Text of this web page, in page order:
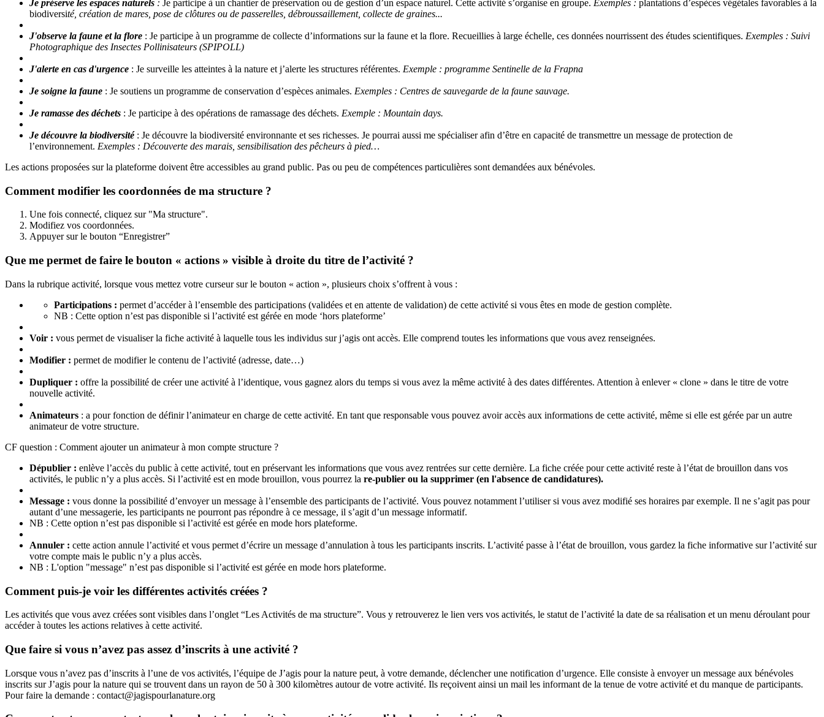
Je préserve les espaces naturels : Je participe à un chantier de préservation ou de gestion d’un espace naturel. Cette activité s’organise en groupe. Exemples : plantations d’espèces végétales favorables à la
biodiversité, création de mares, pose de clôtures ou de passerelles, débroussaillement, collecte de graines...
J'observe la faune et la flore : Je participe à un programme de collecte d’informations sur la faune et la flore. Recueillies à large échelle, ces données nourrissent des études scientifiques. Exemples : Suivi
Photographique des Insectes Pollinisateurs (SPIPOLL)
J'alerte en cas d'urgence : Je surveille les atteintes à la nature et j’alerte les structures référentes. Exemple : programme Sentinelle de la Frapna
Je soigne la faune : Je soutiens un programme de conservation d’espèces animales. Exemples : Centres de sauvegarde de la faune sauvage.
Je ramasse des déchets : Je participe à des opérations de ramassage des déchets. Exemple : Mountain days.
Je découvre la biodiversité: Je découvre la biodiversité environnante et ses richesses. Je pourrai aussi me spécialiser afin d’être en capacité de transmettre un message de protection de
l’environnement. Exemples : Découverte des marais, sensibilisation des pêcheurs à pied…
Les actions proposées sur la plateforme doivent être accessibles au grand public. Pas ou peu de compétences particulières sont demandées aux bénévoles.
Comment modifier les coordonnées de ma structure ?
Une fois connecté, cliquez sur "Ma structure".
Modifiez vos coordonnées.
Appuyer sur le bouton “Enregistrer”
Que me permet de faire le bouton « actions » visible à droite du titre de l’activité ?
Dans la rubrique activité, lorsque vous mettez votre curseur sur le bouton « action », plusieurs choix s’offrent à vous :
Participations : permet d’accéder à l’ensemble des participations (validées et en attente de validation) de cette activité si vous êtes en mode de gestion complète.
NB : Cette option n’est pas disponible si l’activité est gérée en mode ‘hors plateforme’
Voir : vous permet de visualiser la fiche activité à laquelle tous les individus sur j’agis ont accès. Elle comprend toutes les informations que vous avez renseignées.
Modifier : permet de modifier le contenu de l’activité (adresse, date…)
Dupliquer : offre la possibilité de créer une activité à l’identique, vous gagnez alors du temps si vous avez la même activité à des dates différentes. Attention à enlever « clone » dans le titre de votre
nouvelle activité.
Animateurs : a pour fonction de définir l’animateur en charge de cette activité. En tant que responsable vous pouvez avoir accès aux informations de cette activité, même si elle est gérée par un autre
animateur de votre structure.
CF question : Comment ajouter un animateur à mon compte structure ?
Dépublier : enlève l’accès du public à cette activité, tout en préservant les informations que vous avez rentrées sur cette dernière. La fiche créée pour cette activité reste à l’état de brouillon dans vos
activités, le public n’y a plus accès. Si l’activité est en mode brouillon, vous pourrez la re-publier ou la supprimer (en l'absence de candidatures).
Message : vous donne la possibilité d’envoyer un message à l’ensemble des participants de l’activité. Vous pouvez notamment l’utiliser si vous avez modifié ses horaires par exemple. Il ne s’agit pas pour
autant d’une messagerie, les participants ne pourront pas répondre à ce message, il s’agit d’un message informatif.
NB : Cette option n’est pas disponible si l’activité est gérée en mode hors plateforme.
Annuler : cette action annule l’activité et vous permet d’écrire un message d’annulation à tous les participants inscrits. L’activité passe à l’état de brouillon, vous gardez la fiche informative sur l’activité sur
votre compte mais le public n’y a plus accès.
NB : L'option "message" n’est pas disponible si l’activité est gérée en mode hors plateforme.
Comment puis-je voir les différentes activités créées ?
Les activités que vous avez créées sont visibles dans l’onglet “Les Activités de ma structure”. Vous y retrouverez le lien vers vos activités, le statut de l’activité la date de sa réalisation et un menu déroulant pour
accéder à toutes les actions relatives à cette activité.
Que faire si vous n’avez pas assez d’inscrits à une activité ?
Lorsque vous n’avez pas d’inscrits à l’une de vos activités, l’équipe de J’agis pour la nature peut, à votre demande, déclencher une notification d’urgence. Elle consiste à envoyer un message aux bénévoles
inscrits sur J’agis pour la nature qui se trouvent dans un rayon de 50 à 300 kilomètres autour de votre activité. Ils reçoivent ainsi un mail les informant de la tenue de votre activité et du manque de participants.
Pour faire la demande : contact@jagispourlanature.org